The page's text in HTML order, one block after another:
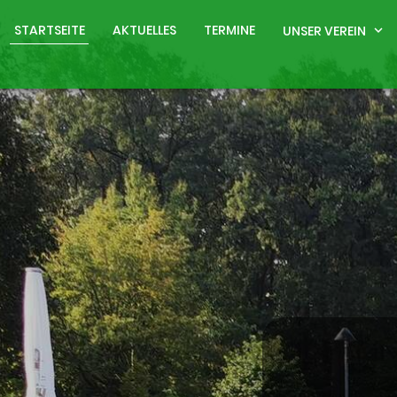
STARTSEITE AKTUELLES TERMINE UNSER VEREIN expand_more